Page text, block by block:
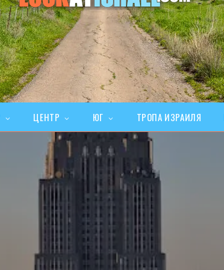
ЦЕНТР ЮГ ТРОПА ИЗРАИЛЯ